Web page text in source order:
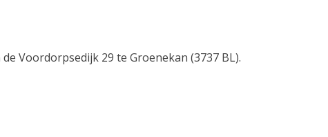
Voordorpsedijk 29 te Groenekan (3737 BL).